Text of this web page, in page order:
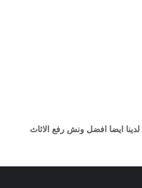
ايضا افضل ونش رفع الاثاث